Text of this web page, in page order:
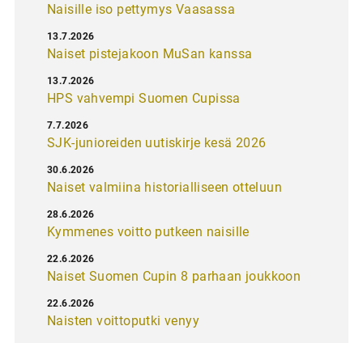
Naisille iso pettymys Vaasassa
Naiset pistejakoon MuSan kanssa
13.7.2026
HPS vahvempi Suomen Cupissa
13.7.2026
SJK-junioreiden uutiskirje kesä 2026
7.7.2026
Naiset valmiina historialliseen otteluun
30.6.2026
Kymmenes voitto putkeen naisille
28.6.2026
Naiset Suomen Cupin 8 parhaan joukkoon
22.6.2026
Naisten voittoputki venyy
22.6.2026